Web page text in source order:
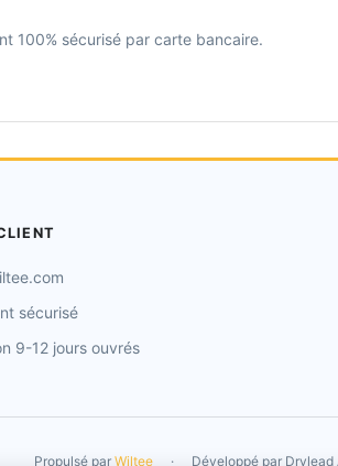
100% sécurisé par carte bancaire.
sécurisé
9-12 jours ouvrés
Propulsé par Wiltee · Développé par Drylead